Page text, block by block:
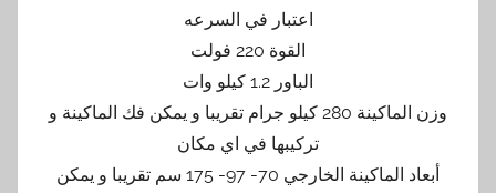
اعتبار في السرعه
القوة 220 فولت
الباور 1.2 كيلو وات
وزن الماكينة 280 كيلو جرام تقريبا و يمكن فك الماكينة و
تركيبها في اي مكان
أبعاد الماكينة الخارجي 70- 97- 175 سم تقريبا و يمكن